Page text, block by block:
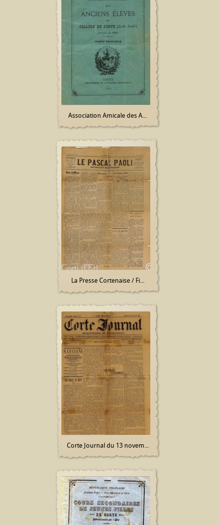
Association Amicale des A...
La Presse Cortenaise / Fi...
Corte Journal du 13 novem...